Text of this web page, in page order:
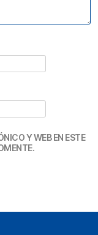
Y WEB EN ESTE